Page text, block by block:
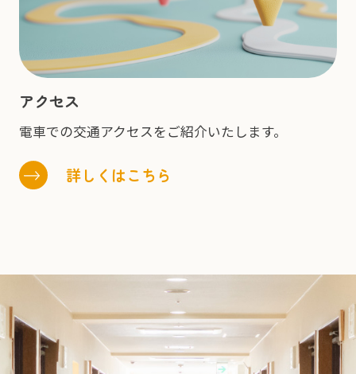
アクセス
電車での交通アクセスをご紹介いたします。
詳しくはこちら